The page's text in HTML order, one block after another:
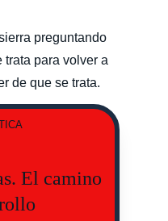
preguntando
trata para volver a
de que se trata.
El camino